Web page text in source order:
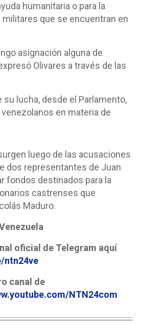
humanitaria o para la
que se encuentran en
asignación alguna de
Olivares a través de las
lucha, desde el Parlamento,
en materia de
luego de las acusaciones
dos representantes de Juan
fondos destinados para la
castrenses que
Maduro.
oficial de Telegram aquí
ntn24ve
canal de
NTN24com